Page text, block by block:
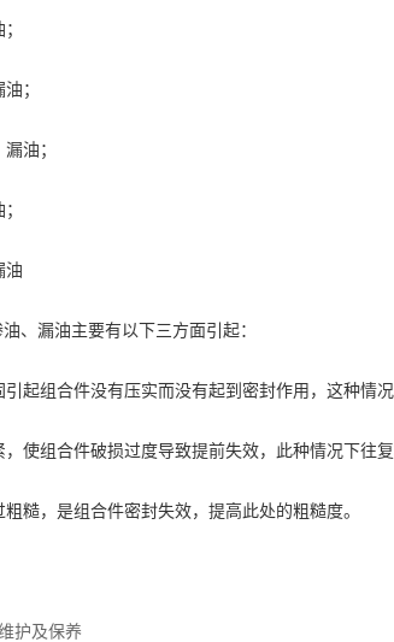
；
油；
油
、漏油主要有以下三方面引起：
起组合件没有压实而没有起到密封作用，这种情况
使组合件破损过度导致提前失效，此种情况下往
糙，是组合件密封失效，提高此处的粗糙度。
护及保养